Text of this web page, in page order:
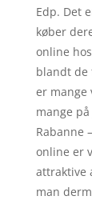
Edp. Det
køber
online
blandt de
er mange
mange
Rabanne
online er
attraktive
man